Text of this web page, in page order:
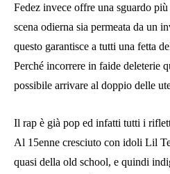
Fedez invece offre una sguardo
scena odierna sia permeata da un
questo garantisce a tutti una fetta
Perché incorrere in faide deleterie
possibile arrivare al doppio delle
Il rap è già pop ed infatti tutti i
Al 15enne cresciuto con idoli Lil
quasi della old school, e quindi